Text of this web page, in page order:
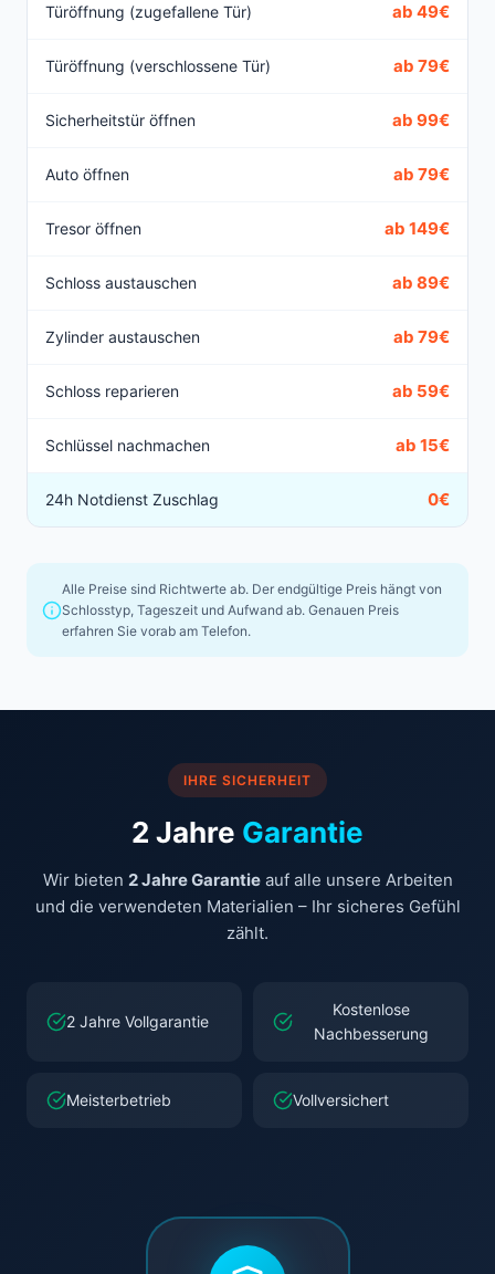
Türöffnung (zugefallene Tür) ab 49€
Türöffnung (verschlossene Tür) ab 79€
Sicherheitstür öffnen ab 99€
Auto öffnen ab 79€
Tresor öffnen ab 149€
Schloss austauschen ab 89€
Zylinder austauschen ab 79€
Schloss reparieren ab 59€
Schlüssel nachmachen ab 15€
24h Notdienst Zuschlag 0€
Alle Preise sind Richtwerte ab. Der endgültige Preis hängt von
Schlosstyp, Tageszeit und Aufwand ab. Genauen Preis
erfahren Sie vorab am Telefon.
IHRE SICHERHEIT
2 Jahre Garantie
Wir bieten 2 Jahre Garantieauf alle unsere Arbeiten
und die verwendeten Materialien – Ihr sicheres Gefühl
zählt.
2 Jahre Vollgarantie
Kostenlose
Nachbesserung
Meisterbetrieb Vollversichert